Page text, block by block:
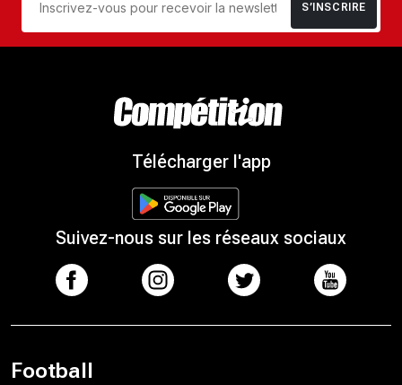
S’INSCRIRE
Télécharger l'app
Suivez-nous sur les réseaux sociaux
Football